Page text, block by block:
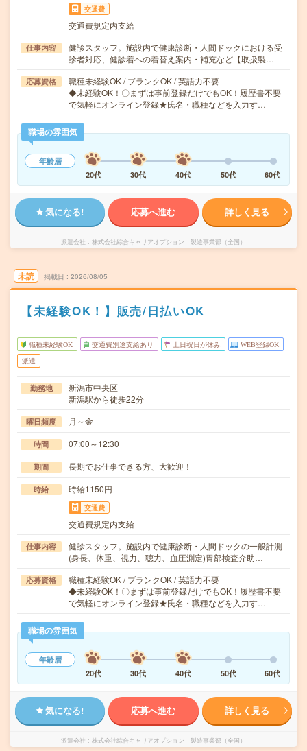
交通費
交通費規定内支給
仕事内容
健診スタッフ。施設内で健康診断・人間ドックにおける受
診者対応、健診着への着替え案内・補充など【取扱製…
応募資格
職種未経験OK / ブランクOK / 英語力不要
◆未経験OK！〇まずは事前登録だけでもOK！履歴書不要
で気軽にオンライン登録★氏名・職種などを入力す…
職場の雰囲気
年齢層
20代
30代 40代 50代 60代
気になる! 応募へ進む 詳しく見る
派遣会社 株式会社綜合キャリアオプション 製造事業部（全国）
未読 掲載日 2026/08/05
【未経験OK！】販売/日払いOK
職種未経験OK 交通費別途支給あり 土日祝日が休み WEB登録OK
派遣
勤務地
新潟市中央区
新潟駅から徒歩22分
曜日頻度 月～金
時間 07:00～12:30
期間 長期でお仕事できる方、大歓迎！
時給 時給1150円
交通費
交通費規定内支給
仕事内容
健診スタッフ。施設内で健康診断・人間ドックの一般計測
(身長、体重、視力、聴力、血圧測定)胃部検査介助…
応募資格
職種未経験OK / ブランクOK / 英語力不要
◆未経験OK！〇まずは事前登録だけでもOK！履歴書不要
で気軽にオンライン登録★氏名・職種などを入力す…
職場の雰囲気
年齢層
20代
30代 40代 50代 60代
気になる! 応募へ進む 詳しく見る
派遣会社 株式会社綜合キャリアオプション 製造事業部（全国）